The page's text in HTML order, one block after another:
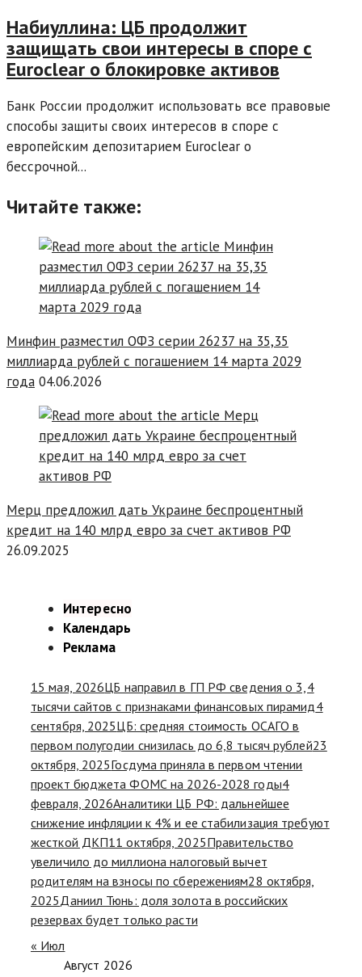
Набиуллина: ЦБ продолжит
защищать свои интересы в споре с
Euroclear о блокировке активов
Банк России продолжит использовать все правовые
способы защиты своих интересов в споре с
европейским депозитарием Euroclear о
бессрочной...
Читайте также:
Минфин разместил ОФЗ серии 26237 на 35,35
миллиарда рублей с погашением 14 марта 2029
года 04.06.2026
Мерц предложил дать Украине беспроцентный
кредит на 140 млрд евро за счет активов РФ
26.09.2025
Интересно
Календарь
Реклама
15 мая, 2026ЦБ направил в ГП РФ сведения о 3,4
тысячи сайтов с признаками финансовых пирамид4
сентября, 2025ЦБ: средняя стоимость ОСАГО в
первом полугодии снизилась до 6,8 тысяч рублей23
октября, 2025Госдума приняла в первом чтении
проект бюджета ФОМС на 2026-2028 годы4
февраля, 2026Аналитики ЦБ РФ: дальнейшее
снижение инфляции к 4% и ее стабилизация требуют
жесткой ДКП11 октября, 2025Правительство
увеличило до миллиона налоговый вычет
родителям на взносы по сбережениям28 октября,
2025 Даниил Тюнь: доля золота в российских
резервах будет только расти
« Июл
Август 2026